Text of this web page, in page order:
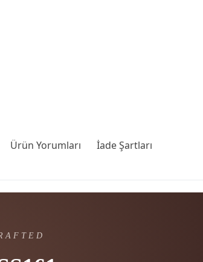
Ürün Yorumları İade Şartları